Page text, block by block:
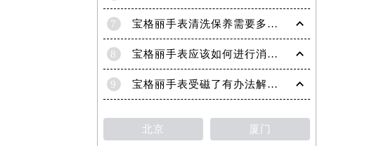
7 宝格丽手表清洗保养需要多久？
8 宝格丽手表应该如何进行消磁处理？
9 宝格丽手表受磁了有办法解决吗？（解决办法）
北京 厦门